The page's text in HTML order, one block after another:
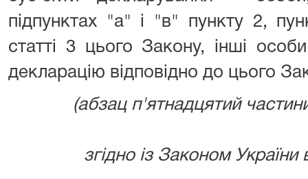
підпунктах "а" і "в" пункту 2,
статті 3 цього Закону, інші
декларацію відповідно до цього
(абзац п'ятнадцятий
згідно із Законом